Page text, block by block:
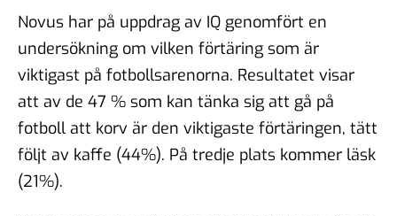
Novus har på uppdrag av IQ genomfört en
undersökning om vilken förtäring som är
viktigast på fotbollsarenorna. Resultatet visar
att av de 47 % som kan tänka sig att gå på
fotboll att korv är den viktigaste förtäringen, tätt
följt av kaffe (44%). På tredje plats kommer läsk
(21%).